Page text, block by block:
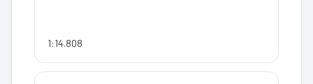
1:14.808